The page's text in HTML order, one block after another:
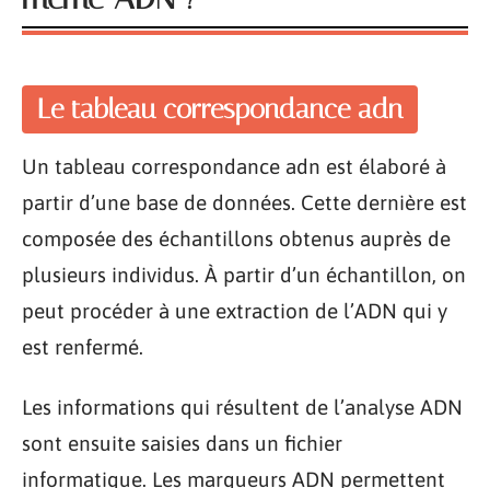
Le tableau correspondance adn
Un tableau correspondance adn est élaboré à
partir d’une base de données. Cette dernière est
composée des échantillons obtenus auprès de
plusieurs individus. À partir d’un échantillon, on
peut procéder à une extraction de l’ADN qui y
est renfermé.
Les informations qui résultent de l’analyse ADN
sont ensuite saisies dans un fichier
informatique. Les marqueurs ADN permettent